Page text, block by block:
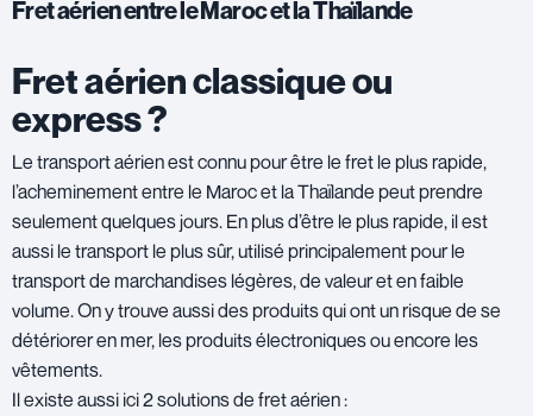
Fret aérien entre le Maroc et la Thaïlande
Fret aérien classique ou
express ?
Le transport aérien est connu pour être le fret le plus rapide,
l’acheminement entre le Maroc et la Thaïlande peut prendre
seulement quelques jours. En plus d’être le plus rapide, il est
aussi le transport le plus sûr, utilisé principalement pour le
transport de marchandises légères, de valeur et en faible
volume. On y trouve aussi des produits qui ont un risque de se
détériorer en mer, les produits électroniques ou encore les
vêtements.
Il existe aussi ici 2 solutions de fret aérien :